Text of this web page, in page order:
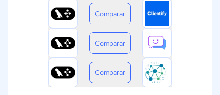
Comparar
Comparar
Comparar